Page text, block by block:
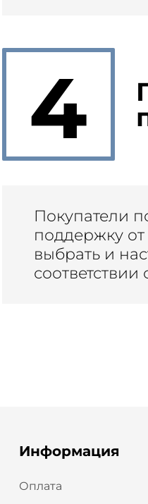
4
Покупатели
поддержку от
выбрать и
Информация
Оплата